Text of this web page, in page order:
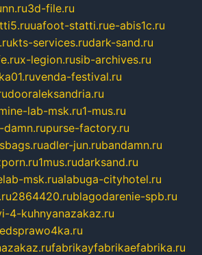
3d-file.ru
uafoot-statti.rue-abis1c.ru
kts-services.rudark-sand.ru
x-legion.rusib-archives.ru
venda-festival.ru
dooraleksandria.ru
lab-msk.ru1-mus.ru
damn.rupurse-factory.ru
adler-jun.rubandamn.ru
1mus.rudarksand.ru
msk.rualabuga-cityhotel.ru
2864420.rublagodarenie-spb.ru
4-kuhnyanazakaz.ru
fabrikayfabrikaefabrika.ru